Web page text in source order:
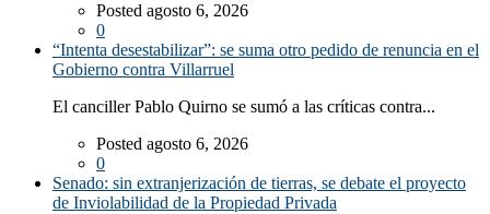
Posted agosto 6, 2026
0
“Intenta desestabilizar”: se suma otro pedido de renuncia en el
Gobierno contra Villarruel
El canciller Pablo Quirno se sumó a las críticas contra...
Posted agosto 6, 2026
0
Senado: sin extranjerización de tierras, se debate el proyecto
de Inviolabilidad de la Propiedad Privada